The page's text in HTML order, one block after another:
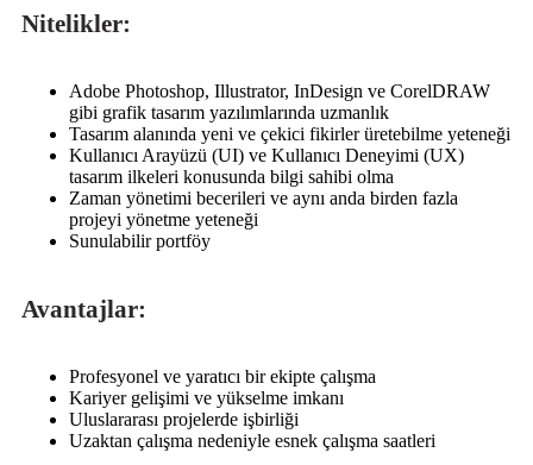
Nitelikler:
Adobe Photoshop, Illustrator, InDesign ve CorelDRAW
gibi grafik tasarım yazılımlarında uzmanlık
Tasarım alanında yeni ve çekici fikirler üretebilme yeteneği
Kullanıcı Arayüzü (UI) ve Kullanıcı Deneyimi (UX)
tasarım ilkeleri konusunda bilgi sahibi olma
Zaman yönetimi becerileri ve aynı anda birden fazla
projeyi yönetme yeteneği
Sunulabilir portföy
Avantajlar:
Profesyonel ve yaratıcı bir ekipte çalışma
Kariyer gelişimi ve yükselme imkanı
Uluslararası projelerde işbirliği
Uzaktan çalışma nedeniyle esnek çalışma saatleri